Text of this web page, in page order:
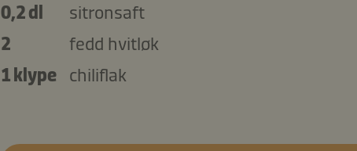
0,2 dl
sitronsaft
2
fedd hvitløk
1 klype chiliflak